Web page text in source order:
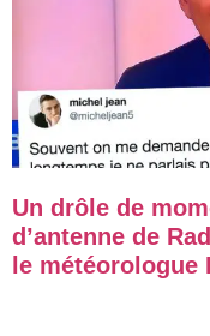
Un drôle de
d’antenne de
le météorologue